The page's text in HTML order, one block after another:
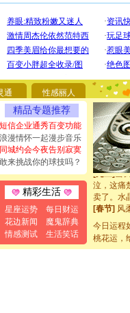
通 性感丽人
精品专题推荐
短信企业通秀百变功能
浪漫情怀一起漫步音乐
同城约会今夜告别寂寞
敢来挑战你的球技吗？
精彩生活
星座运势
每日财运
花边新闻
魔鬼辞典
情感测试
生活笑话
[圣诞节]
你太多
[圣诞节]
能正大
都要快乐
如意,快
[元旦]看
断电。爱
你是我专
[元旦]如
起；二是
离。水晶
[元旦]当
泣，这痛
卖了。水
[春节] 风
颜！冬去
道一声平
[春节]传
片叶子是
今日运程
桃花运，